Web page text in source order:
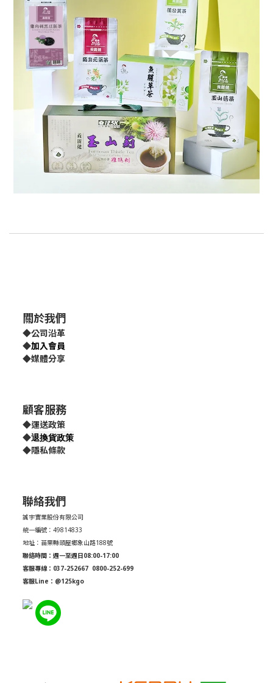
關於我們
◆公司沿革
◆加入會員
◆媒體分享
顧客服務
◆運送政策
◆退換貨政策
◆隱私條款
聯絡我們
誠宇實業股份有限公司
統一編號：49814833
地址：苗栗縣頭屋鄉象山路188號
聯絡時間：週一至週日08:00-17:00
客服專線：037-252667 0800-252-699
客服Line：@125kgo